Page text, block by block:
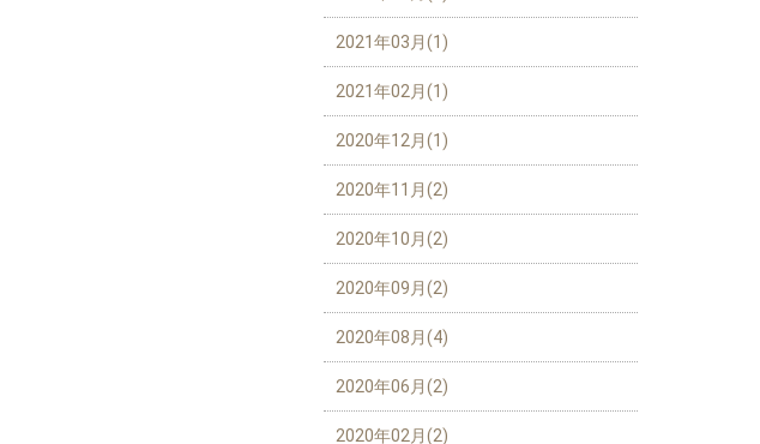
2021年03月(1)
2021年02月(1)
2020年12月(1)
2020年11月(2)
2020年10月(2)
2020年09月(2)
2020年08月(4)
2020年06月(2)
2020年02月(2)